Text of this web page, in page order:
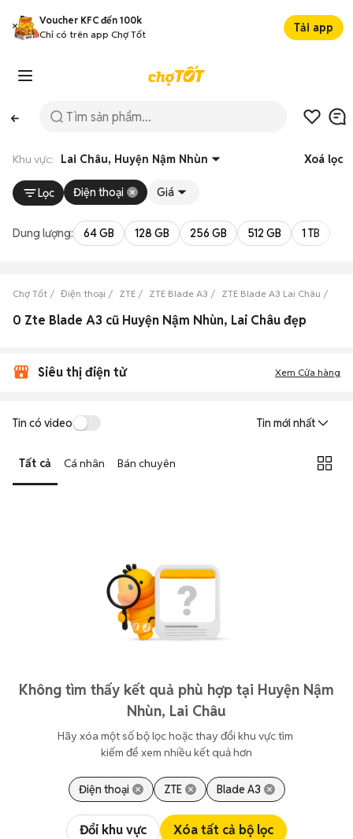
Voucher KFC đến 100k
Chỉ có trên app Chợ Tốt
Tải app
Khu vực: Lai Châu, Huyện Nậm Nhùn Xoá lọc
Lọc Điện thoại Giá
Dung lượng: 64 GB 128 GB 256 GB 512 GB 1 TB
Chợ Tốt Điện thoại ZTE ZTE Blade A3 ZTE Blade A3 Lai Châu
0 Zte Blade A3 cũ Huyện Nậm Nhùn, Lai Châu đẹp
Siêu thị điện tử Xem Cửa hàng
Tin có video Tin mới nhất
Tất cả Cá nhân Bán chuyên
Không tìm thấy kết quả phù hợp tại Huyện Nậm
Nhùn, Lai Châu
Hãy xóa một số bộ lọc hoặc thay đổi khu vực tìm
kiếm để xem nhiều kết quả hơn
Điện thoại ZTE Blade A3
Đổi khu vực Xóa tất cả bộ lọc